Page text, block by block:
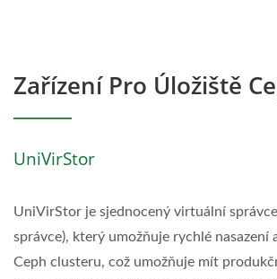
Zařízení Pro Úložiště
UniVirStor
UniVirStor je sjednocený virtuální
správce), který umožňuje rychlé nasazení
Ceph clusteru, což umožňuje mít